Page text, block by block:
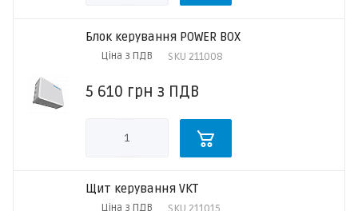
Блок керування POWER BOX
Ціна з ПДВ SKU 211008
5 610 грн з ПДВ
Щит керування VKT
Ціна з ПДВ